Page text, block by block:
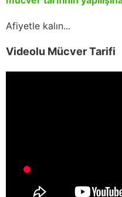
Afiyetle kalın...
Videolu Mücver Tarifi